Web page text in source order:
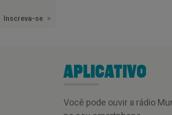
Inscreva-se >
APLICATIVO
Você pode ouvir a rádio